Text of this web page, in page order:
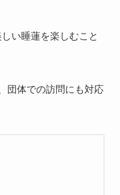
い睡蓮を楽しむこと
団体での訪問にも対応